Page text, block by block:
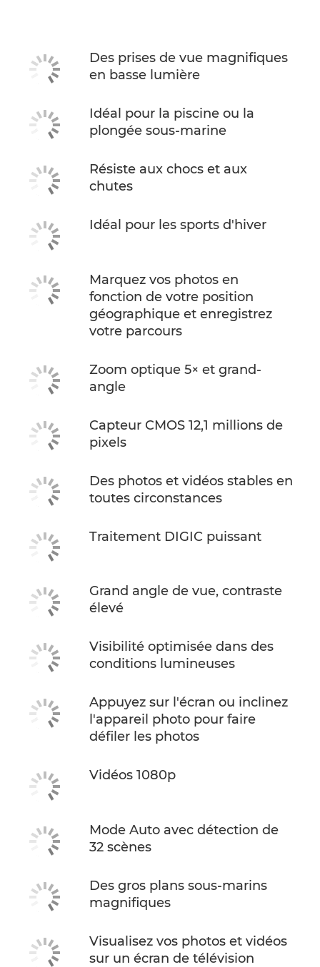
Des prises de vue magnifiques
en basse lumière
Idéal pour la piscine ou la
plongée sous-marine
Résiste aux chocs et aux
chutes
Idéal pour les sports d'hiver
Marquez vos photos en
fonction de votre position
géographique et enregistrez
votre parcours
Zoom optique 5× et grand-
angle
Capteur CMOS 12,1 millions de
pixels
Des photos et vidéos stables en
toutes circonstances
Traitement DIGIC puissant
Grand angle de vue, contraste
élevé
Visibilité optimisée dans des
conditions lumineuses
Appuyez sur l'écran ou inclinez
l'appareil photo pour faire
défiler les photos
Vidéos 1080p
Mode Auto avec détection de
32 scènes
Des gros plans sous-marins
magnifiques
Visualisez vos photos et vidéos
sur un écran de télévision